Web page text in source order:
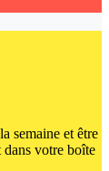
semaine et être
dans votre boîte